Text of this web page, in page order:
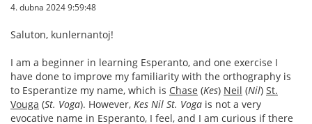
4. dubna 2024 9:59:48
Saluton, kunlernantoj!
I am a beginner in learning Esperanto, and one exercise I
have done to improve my familiarity with the orthography is
to Esperantize my name, which is Chase (Kes) Neil (Nil) St.
Vouga (St. Voga). However, Kes Nil St. Voga is not a very
evocative name in Esperanto, I feel, and I am curious if there